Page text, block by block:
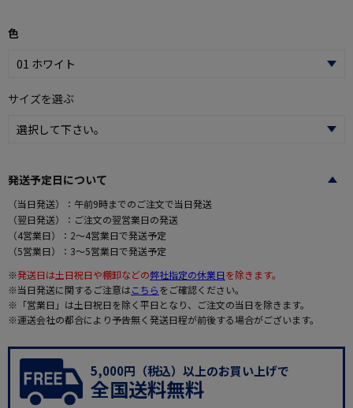
色
サイズを選ぶ
発送予定日について
（当日発送）：午前9時までのご注文で当日発送
（翌日発送）：ご注文の翌営業日の発送
（4営業日）：2～4営業日で発送予定
（5営業日）：3～5営業日で発送予定
※発送日は土日祝日や棚卸などの弊社指定の休業日を除きます。
※当日発送に関するご注意はこちらをご確認ください。
※「営業日」は土日祝日を除く平日となり、ご注文の当日を除きます。
※運送会社の都合により予告無く発送日程が前後する場合がございます。
5,000円（税込）以上のお買い上げで
全国送料無料